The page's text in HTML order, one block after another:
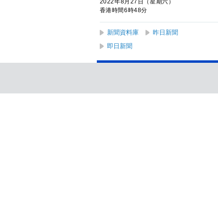
2022年8月27日（星期六）
香港時間6時48分
新聞資料庫 昨日新聞
即日新聞